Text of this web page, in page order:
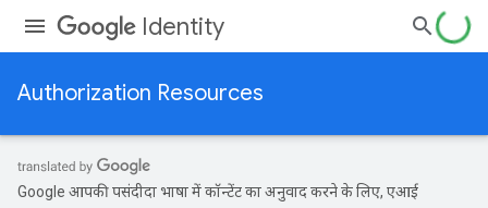
Identity
Authorization Resources
Google आपकी पसंदीदा भाषा में कॉन्टेंट का अनुवाद करने के लिए, एआई